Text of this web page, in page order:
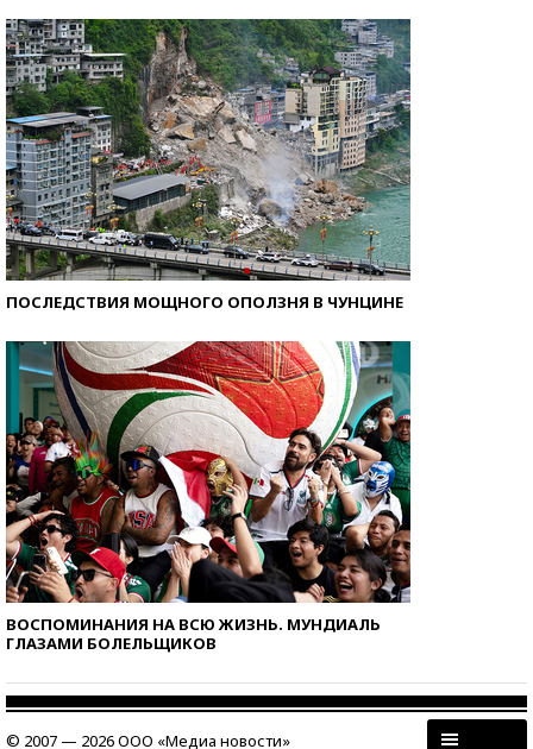
ПОСЛЕДСТВИЯ МОЩНОГО ОПОЛЗНЯ В ЧУНЦИНЕ
ВОСПОМИНАНИЯ НА ВСЮ ЖИЗНЬ. МУНДИАЛЬ
ГЛАЗАМИ БОЛЕЛЬЩИКОВ
© 2007 — 2026 ООО «Медиа новости»